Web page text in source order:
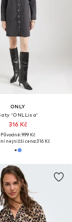
ONLY
'ONLLisa'
316 Kč
Původně: 999 Kč
nejnižší cena:316 Kč